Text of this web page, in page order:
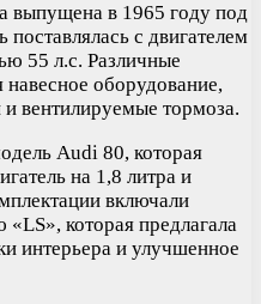
выпущена в 1965 году под
с двигателем
55 л.с. Различные
навесное оборудование,
вентилируемые тормоза.
Audi 80, которая
на 1,8 литра и
включали
которая предлагала
интерьера и улучшенное